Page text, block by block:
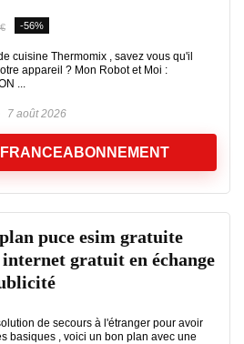
-56%
cuisine Thermomix , savez vous qu'il
appareil ? Mon Robot et Moi :
...
7 août 2026
puce esim gratuite
internet gratuit en échange
de secours à l'étranger pour avoir
basiques , voici un bon plan avec une